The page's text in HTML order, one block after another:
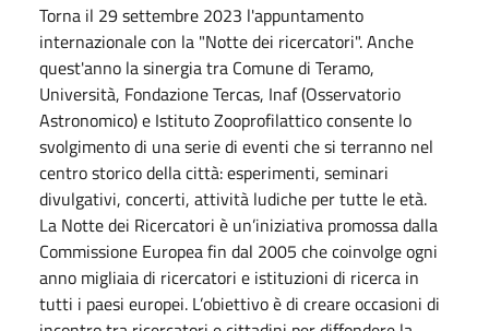
Torna il 29 settembre 2023 l'appuntamento
internazionale con la "Notte dei ricercatori". Anche
quest'anno la sinergia tra Comune di Teramo,
Università, Fondazione Tercas, Inaf (Osservatorio
Astronomico) e Istituto Zooprofilattico consente lo
svolgimento di una serie di eventi che si terranno nel
centro storico della città: esperimenti, seminari
divulgativi, concerti, attività ludiche per tutte le età.
La Notte dei Ricercatori è un’iniziativa promossa dalla
Commissione Europea fin dal 2005 che coinvolge ogni
anno migliaia di ricercatori e istituzioni di ricerca in
tutti i paesi europei. L’obiettivo è di creare occasioni di